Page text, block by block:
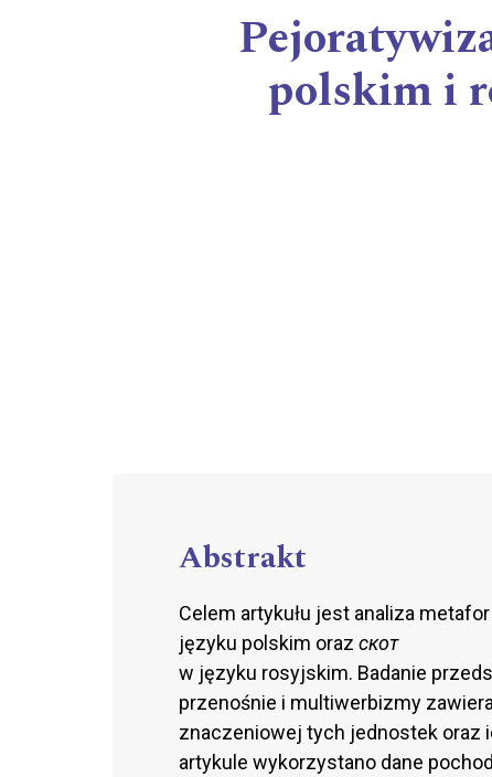
polskim i
Abstrakt
Celem artykułu jest analiza
języku polskim oraz скот
w języku rosyjskim. Badanie
przenośnie i multiwerbizmy
znaczeniowej tych jednostek oraz
artykule wykorzystano dane